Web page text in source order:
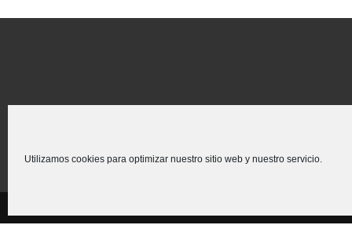
Utilizamos cookies para optimizar nuestro sitio web y nuestro servicio.